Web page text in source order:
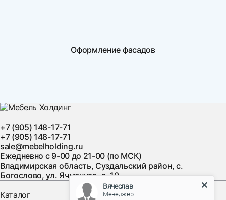
Оформление фасадов
+7 (905) 148-17-71
+7 (905) 148-17-71
sale@mebelholding.ru
Ежедневно с 9-00 до 21-00 (по МСК)
Владимирская область, Суздальский район, с.
Богослово, ул. Ячменная, д. 10
Каталог
Вячеслав
Менеджер